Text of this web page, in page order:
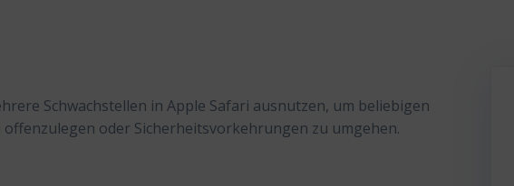
Schwachstellen in Apple Safari ausnutzen, um beliebigen
oder Sicherheitsvorkehrungen zu umgehen.